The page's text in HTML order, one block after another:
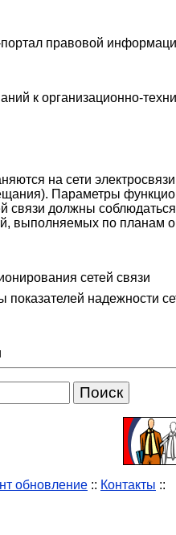
правовой
к организационно-
на сети
Параметры
должны
выполняемых по планам
сетей связи
надежности
обновление :: Контакты ::